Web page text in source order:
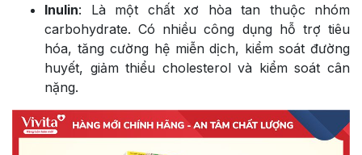
Inulin: Là một chất xơ hòa tan thuộc nhóm
carbohydrate. Có nhiều công dụng hỗ trợ tiêu
hóa, tăng cường hệ miễn dịch, kiểm soát đường
huyết, giảm thiểu cholesterol và kiểm soát cân
nặng.